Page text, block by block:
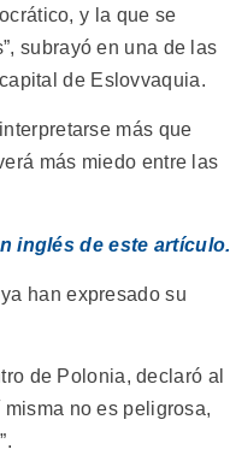
y la que se
subrayó en una de las
de Eslovvaquia.
más que
más miedo entre las
inglés de este artículo.
han expresado su
de Polonia, declaró al
no es peligrosa,